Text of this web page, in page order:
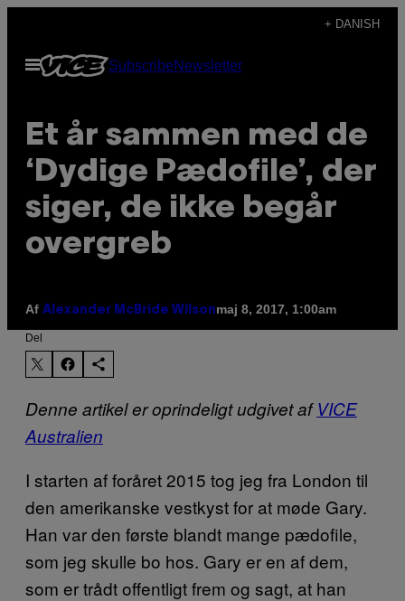
indhold
+ DANISH
Åbn
Menu
SubscribeNewsletter
Et år sammen med de
‘Dydige Pædofile’, der
siger, de ikke begår
overgreb
Af Alexander McBride Wilsonmaj 8, 2017, 1:00am
Del
Denne artikel er oprindeligt udgivet afVICE
Australien
I starten af foråret 2015 tog jeg fra London til
den amerikanske vestkyst for at møde Gary.
Han var den første blandt mange pædofile,
som jeg skulle bo hos. Gary er en af dem,
som er trådt offentligt frem og sagt, at han